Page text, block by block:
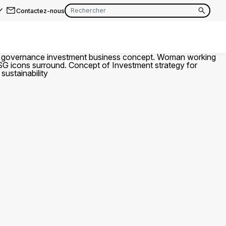
EN FR
EN
Contactez-nous